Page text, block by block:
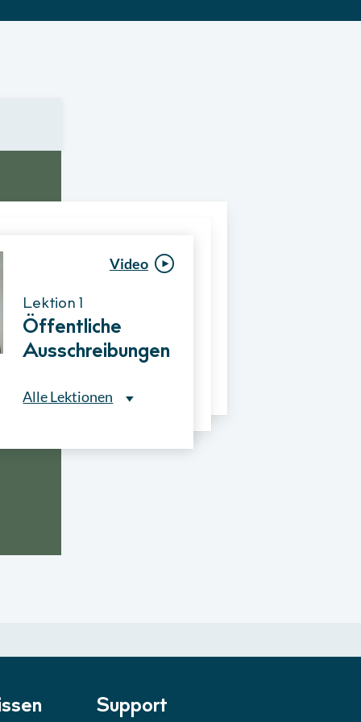
Video
Lektion 1
Öffentliche
Ausschreibungen
Alle Lektionen
Vergabeverfahre
Alle Lektionen
im Vergabeverfahren► 3:18 Min
von Angeboten Lektion
Support